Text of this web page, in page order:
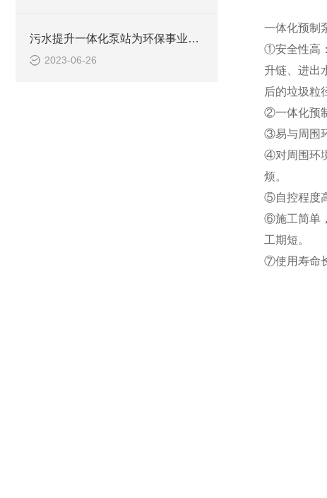
污水提升一体化泵站为环保事业做出了哪些贡献？
2023-06-26
一体化预制
①安全性高
升链、进出
后的垃圾粒
②一体化预
③易与周围
④对周围环
烦。
⑤自控程度
⑥施工简单
工期短。
⑦使用寿命